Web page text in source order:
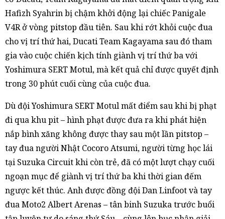
Hafizh Syahrin bị chậm khởi động lại chiếc Panigale
V4R ở vòng pitstop đầu tiên. Sau khi rớt khỏi cuộc đua
cho vị trí thứ hai, Ducati Team Kagayama sau đó tham
gia vào cuộc chiến kịch tính giành vị trí thứ ba với
Yoshimura SERT Motul, mà kết quả chỉ được quyết định
trong 30 phút cuối cùng của cuộc đua.
Dù đội Yoshimura SERT Motul mất điểm sau khi bị phạt
đi qua khu pit – hình phạt được đưa ra khi phát hiện
nắp bình xăng không được thay sau một lần pitstop –
tay đua người Nhật Cocoro Atsumi, người từng học lái
tại Suzuka Circuit khi còn trẻ, đã có một lượt chạy cuối
ngoạn mục để giành vị trí thứ ba khi thời gian đếm
ngược kết thúc. Anh được đồng đội Dan Linfoot và tay
đua Moto2 Albert Arenas – tân binh Suzuka trước buổi